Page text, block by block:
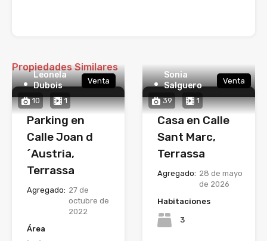
Propiedades Similares
10 1
Leonela
Dubois
Venta
Parking en
Calle Joan d
´Austria,
Terrassa
Agregado: 27 de
octubre de
2022
Área
39 1
Sonia
Salguero
Venta
Casa en Calle
Sant Marc,
Terrassa
Agregado: 28 de mayo
de 2026
Habitaciones
3